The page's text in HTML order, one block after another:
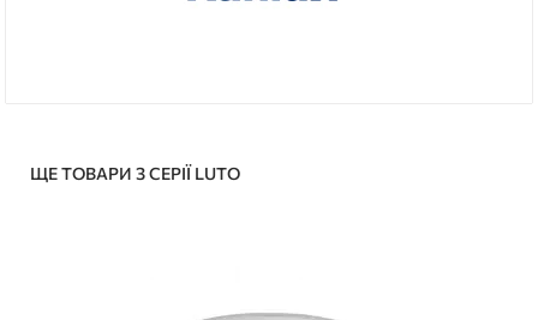
ЩЕ ТОВАРИ З СЕРІЇ LUTO